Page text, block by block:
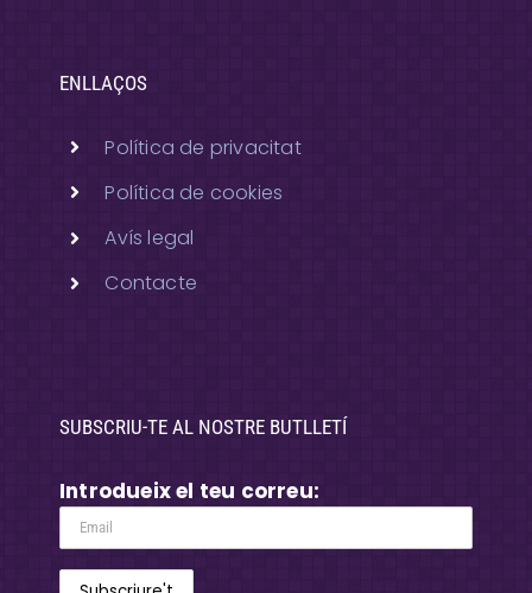
ENLLAÇOS
Política de privacitat
Política de cookies
Avís legal
Contacte
SUBSCRIU-TE AL NOSTRE BUTLLETÍ
Introdueix el teu correu: